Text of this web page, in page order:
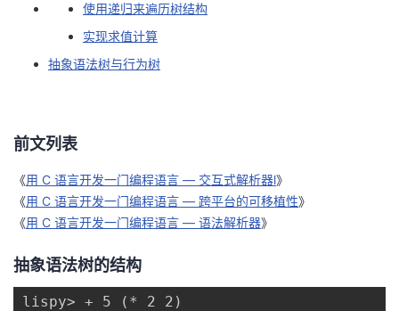
博
的
坛
我
圈
子
的
直
我
的
我
的
我
使用递归来遍历树结构
实现求值计算
抽象语法树与行为树
前文列表
《用 C 语言开发一门编程语言 — 交互式解析器l》
《用 C 语言开发一门编程语言 — 跨平台的可移植性》
《用 C 语言开发一门编程语言 — 语法解析器》
抽象语法树的结构
lispy> + 5 (* 2 2)